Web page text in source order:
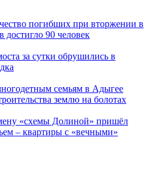
погибших при вторжении в
90 человек
за сутки обрушились в
семьям в Адыгее
землю на болотах
«схемы Долиной» пришёл
– квартиры с «вечными»